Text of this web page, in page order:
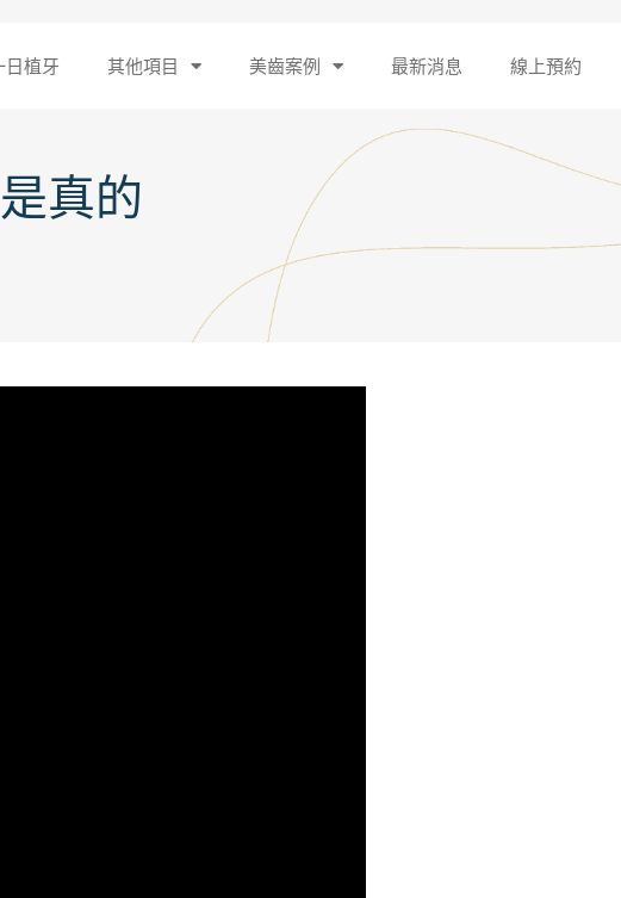
植牙 其他項目 美齒案例 最新消息 線上預約
真的